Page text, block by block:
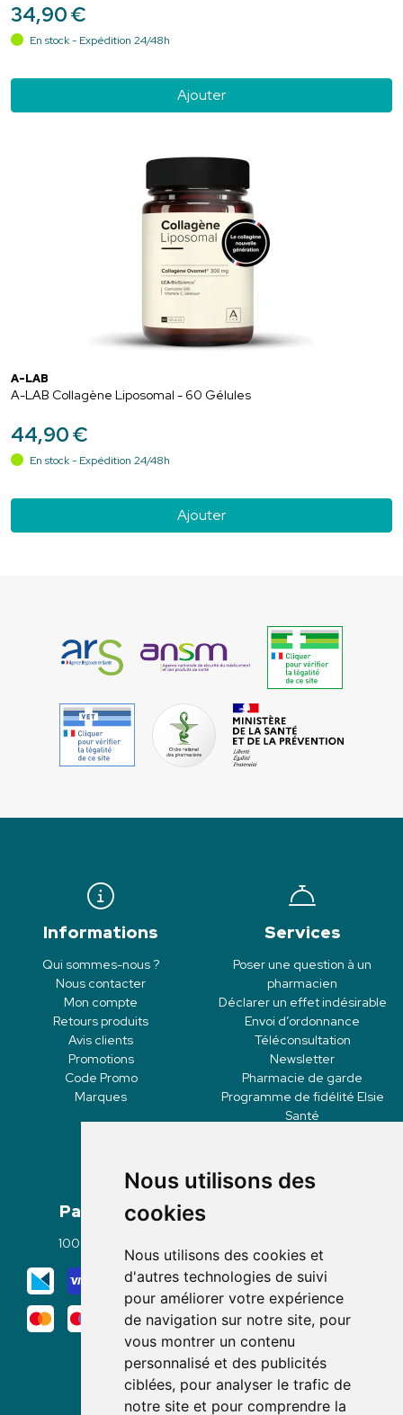
Nous utilisons des
cookies
Nous utilisons des cookies et
d'autres technologies de suivi
pour améliorer votre expérience
de navigation sur notre site, pour
vous montrer un contenu
personnalisé et des publicités
ciblées, pour analyser le trafic de
notre site et pour comprendre la
34,90€
En stock - Expédition 24/48h
Ajouter
A-LAB
A-LAB Collagène Liposomal - 60 Gélules
44,90€
En stock - Expédition 24/48h
Ajouter
Informations
Qui sommes-nous ?
Nous contacter
Mon compte
Retours produits
Avis clients
Promotions
Code Promo
Marques
Services
Poser une question à un
pharmacien
Déclarer un effet indésirable
Envoi d’ordonnance
Téléconsultation
Newsletter
Pharmacie de garde
Programme de fidélité Elsie
Santé
Paiement
100% sécurisé
Mode de livraison